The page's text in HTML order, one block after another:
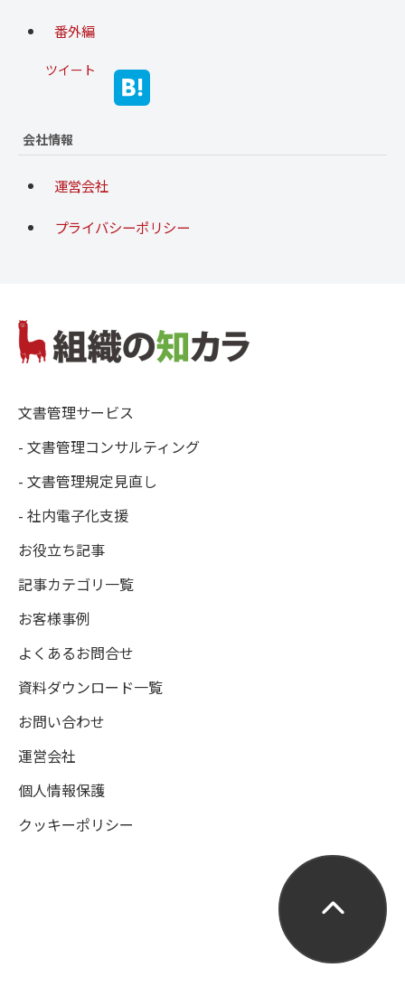
番外編
ツイート
会社情報
運営会社
プライバシーポリシー
文書管理サービス
- 文書管理コンサルティング
- 文書管理規定見直し
- 社内電子化支援
お役立ち記事
記事カテゴリ一覧
お客様事例
よくあるお問合せ
資料ダウンロード一覧
お問い合わせ
運営会社
個人情報保護
クッキーポリシー